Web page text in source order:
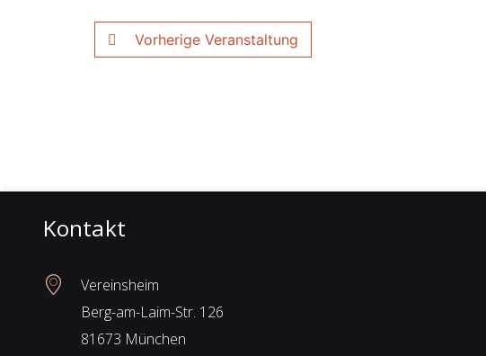
Vorherige Veranstaltung
Kontakt
Vereinsheim
Berg-am-Laim-Str. 126
81673 München